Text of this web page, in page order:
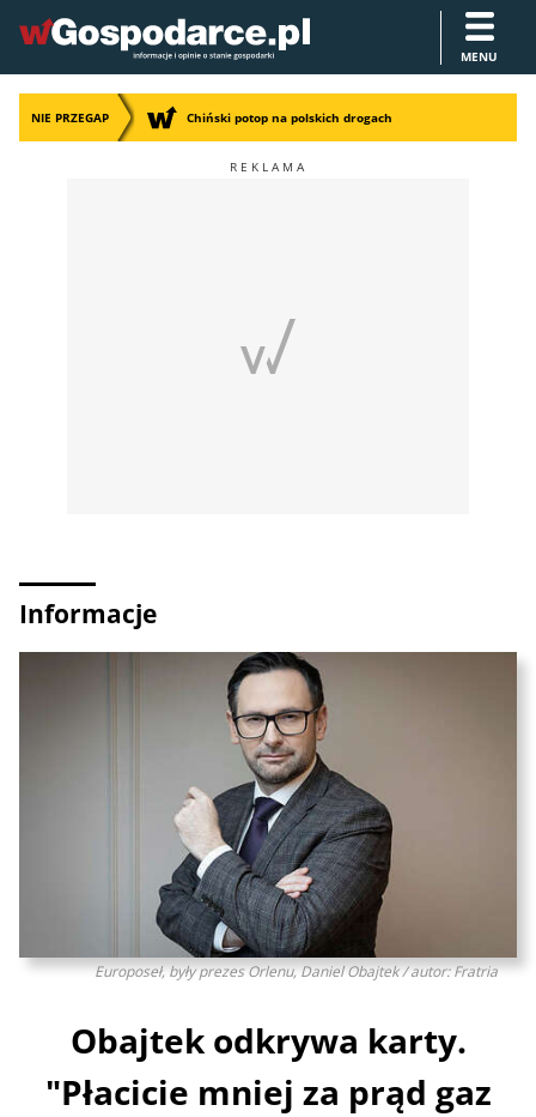
MENU
NIE PRZEGAP Chiński potop na polskich drogach
Informacje
Europoseł, były prezes Orlenu, Daniel Obajtek / autor: Fratria
Obajtek odkrywa karty.
"Płacicie mniej za prąd gaz